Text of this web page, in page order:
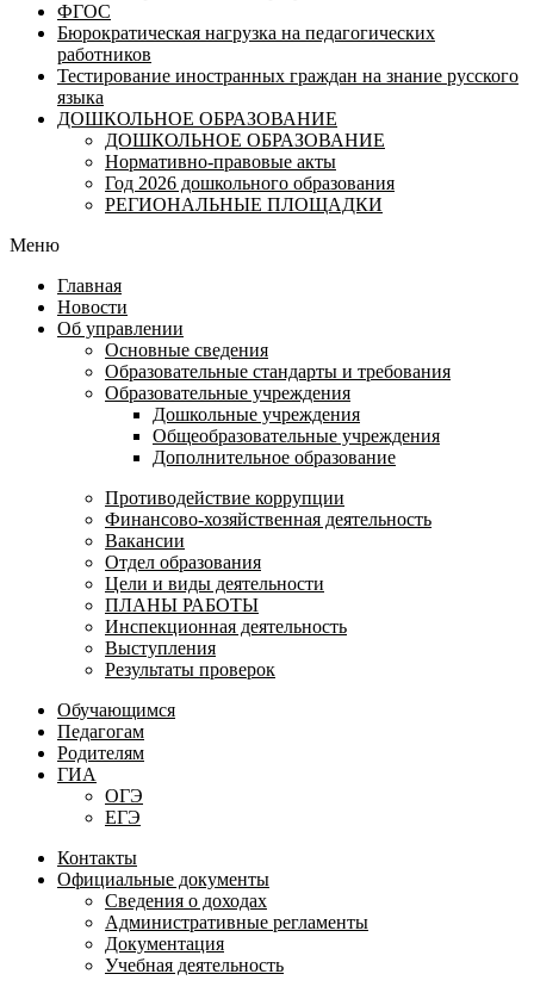
ФГОС
Бюрократическая нагрузка на педагогических
работников
Тестирование иностранных граждан на знание русского
языка
ДОШКОЛЬНОЕ ОБРАЗОВАНИЕ
ДОШКОЛЬНОЕ ОБРАЗОВАНИЕ
Нормативно-правовые акты
Год 2026 дошкольного образования
РЕГИОНАЛЬНЫЕ ПЛОЩАДКИ
Меню
Главная
Новости
Об управлении
Основные сведения
Образовательные стандарты и требования
Образовательные учреждения
Дошкольные учреждения
Общеобразовательные учреждения
Дополнительное образование
Противодействие коррупции
Финансово-хозяйственная деятельность
Вакансии
Отдел образования
Цели и виды деятельности
ПЛАНЫ РАБОТЫ
Инспекционная деятельность
Выступления
Результаты проверок
Обучающимся
Педагогам
Родителям
ГИА
ОГЭ
ЕГЭ
Контакты
Официальные документы
Сведения о доходах
Административные регламенты
Документация
Учебная деятельность